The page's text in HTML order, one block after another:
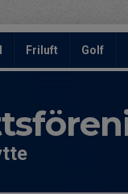
Friluft Golf